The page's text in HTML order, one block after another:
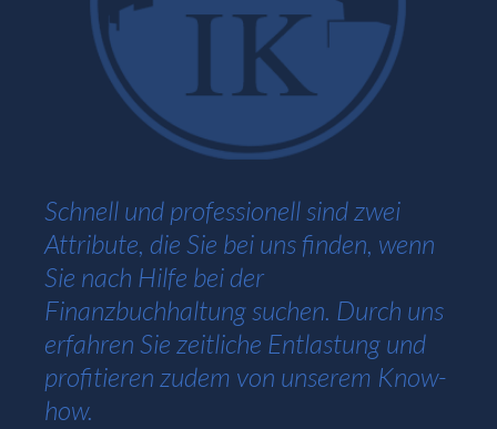
am Fuße der Burg
NEHMEN SIE MIT UNS KONTAKT AUF
Schnell und professionell sind zwei
Attribute, die Sie bei uns finden, wenn
Sie nach Hilfe bei der
Finanzbuchhaltung suchen. Durch uns
erfahren Sie zeitliche Entlastung und
profitieren zudem von unserem Know-
how.